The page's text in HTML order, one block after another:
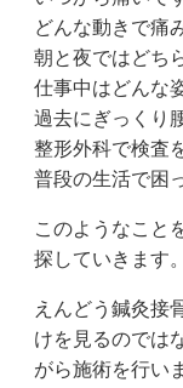
どんな動きで痛
朝と夜ではどち
仕事中はどんな
過去にぎっくり
整形外科で検査
普段の生活で困
このようなこと
探していきます。
えんどう鍼灸接
けを見るのでは
がら施術を行い